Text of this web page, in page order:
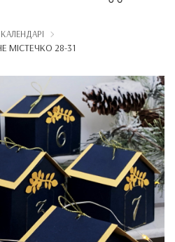
МІСТЕЧКО 28-31